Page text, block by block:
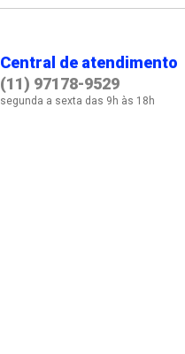
Central de atendimento
(11) 97178-9529
segunda a sexta das 9h às 18h